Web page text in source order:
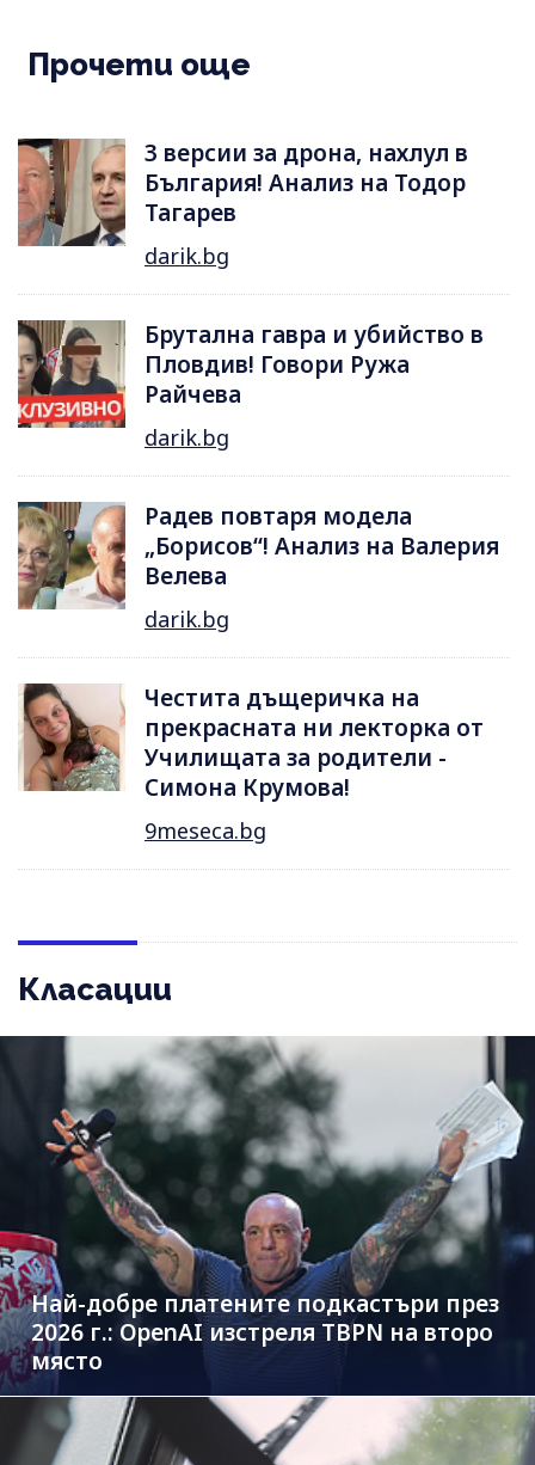
Прочети още
3 версии за дрона, нахлул в
България! Анализ на Тодор
Тагарев
darik.bg
Брутална гавра и убийство в
Пловдив! Говори Ружа
Райчева
darik.bg
Радев повтаря модела
„Борисов“! Анализ на Валерия
Велева
darik.bg
Честита дъщеричка на
прекрасната ни лекторка от
Училищата за родители -
Симона Крумова!
9meseca.bg
Класации
Най-добре платените подкастъри през
2026 г.: OpenAI изстреля TBPN на второ
място